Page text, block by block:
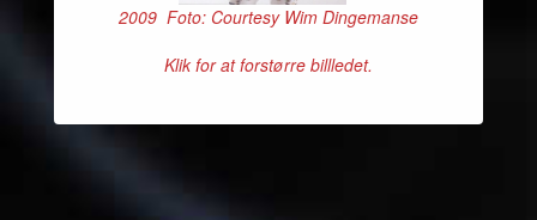
2009 Foto: Courtesy Wim Dingemanse
Klik for at forstørre billledet.